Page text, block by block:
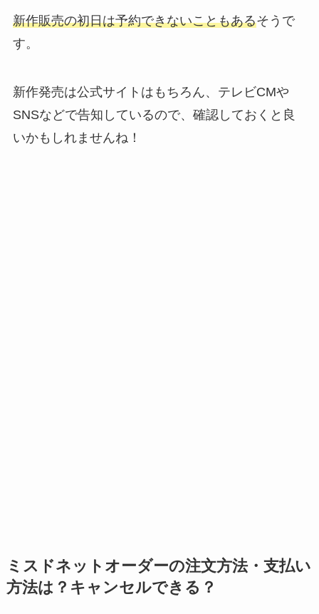
新作販売の初日は予約できないこともあるそうで
す。
新作発売は公式サイトはもちろん、テレビCMや
SNSなどで告知しているので、確認しておくと良
いかもしれませんね！
ミスドネットオーダーの注文方法・支払い
方法は？キャンセルできる？